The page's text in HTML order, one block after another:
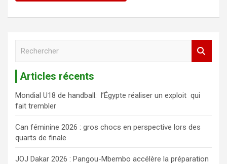
r
c
h
e
r
Articles récents
Mondial U18 de handball: l’Égypte réaliser un exploit qui
fait trembler
Can féminine 2026 : gros chocs en perspective lors des
quarts de finale
JOJ Dakar 2026 : Pangou-Mbembo accélère la préparation